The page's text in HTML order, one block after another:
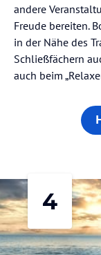
andere
Freude bereiten.
in der Nähe des
Schließfächern
auch beim
4